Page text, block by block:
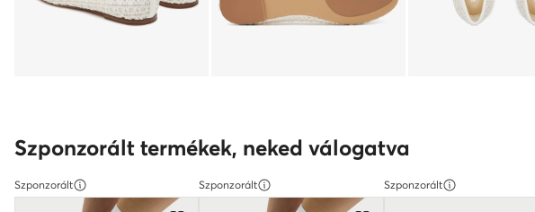
Szponzorált termékek, neked válogatva
Szponzorált Szponzorált Szponzorált